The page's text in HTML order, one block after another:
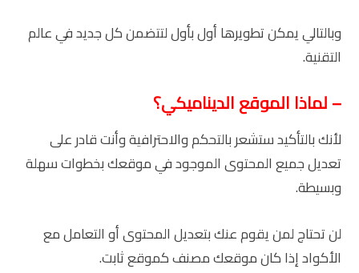
وبالتالي يمكن تطويرها أول بأول لتتضمن كل جديد في عالم
التقنية.
– لماذا الموقع الديناميكي؟
لأنك بالتأكيد ستشعر بالتحكم والاحترافية وأنت قادر على
تعديل جميع المحتوى الموجود في موقعك بخطوات سهلة
وبسيطة.
لن تحتاج لمن يقوم عنك بتعديل المحتوى أو التعامل مع
الأكواد إذا كان موقعك مصنف كموقع ثابت.